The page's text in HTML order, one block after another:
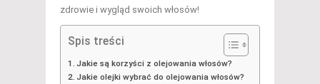
zdrowie i wygląd swoich włosów!
Spis treści
Jakie są korzyści z olejowania włosów?
Jakie olejki wybrać do olejowania włosów?